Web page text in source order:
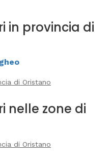
in provincia di
di Oristano
nelle zone di
di Oristano